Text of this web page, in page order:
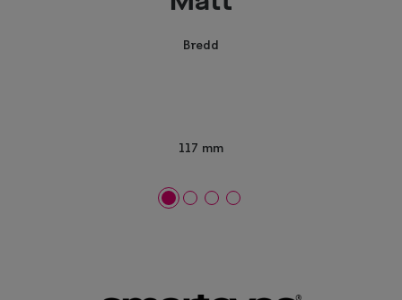
Bredd
117 mm